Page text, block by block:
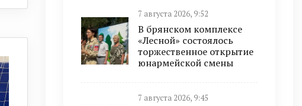
7 августа 2026, 9:52
В брянском комплексе
«Лесной» состоялось
торжественное открытие
юнармейской смены
7 августа 2026, 9:45